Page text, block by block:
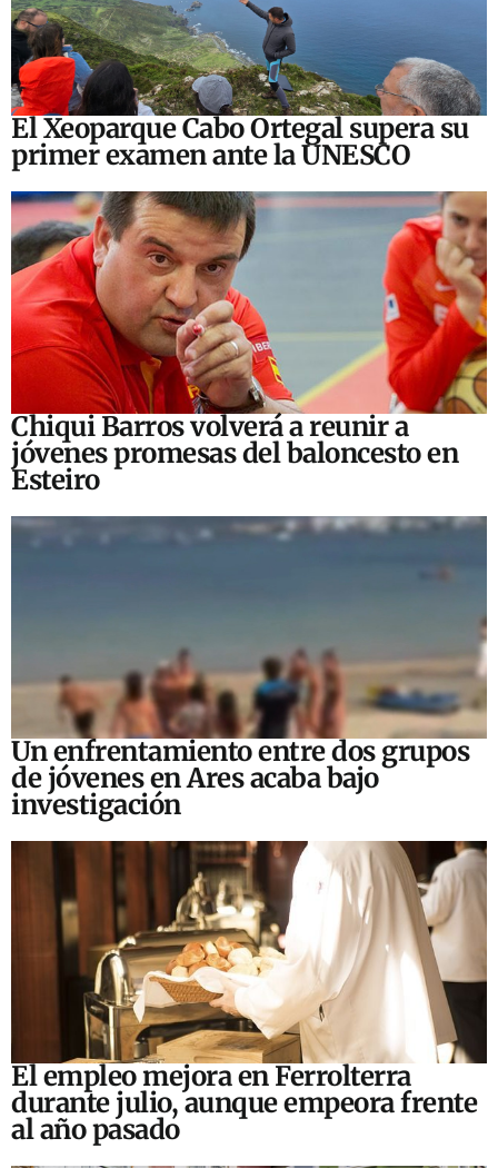
El Xeoparque Cabo Ortegal supera su
primer examen ante la UNESCO
Chiqui Barros volverá a reunir a
jóvenes promesas del baloncesto en
Esteiro
Un enfrentamiento entre dos grupos
de jóvenes en Ares acaba bajo
investigación
El empleo mejora en Ferrolterra
durante julio, aunque empeora frente
al año pasado